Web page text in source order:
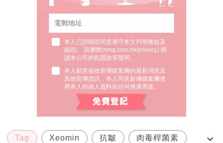
本人已詳閱並同意遵守本文列明條款及
細則。 請瀏覽(nmg.com.hk/privacy) 閱
讀本公司的私隱政策聲明。
本人願意接收新傳媒集團的最新消息及
其他宣傳資訊，本人同意新傳媒集團使
用本人的個人資料於任何推廣用途。
Tag Xeomin 抗皺 肉毒桿菌素